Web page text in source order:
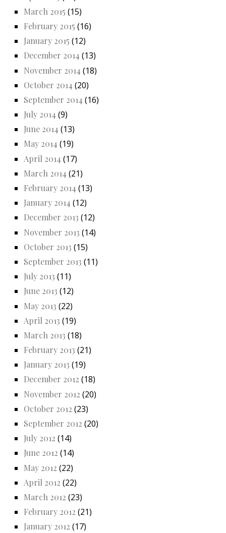
March 2015 (15)
February 2015 (16)
January 2015 (12)
December 2014 (13)
November 2014 (18)
October 2014 (20)
September 2014 (16)
July 2014 (9)
June 2014 (13)
May 2014 (19)
April 2014 (17)
March 2014 (21)
February 2014 (13)
January 2014 (12)
December 2013 (12)
November 2013 (14)
October 2013 (15)
September 2013 (11)
July 2013 (11)
June 2013 (12)
May 2013 (22)
April 2013 (19)
March 2013 (18)
February 2013 (21)
January 2013 (19)
December 2012 (18)
November 2012 (20)
October 2012 (23)
September 2012 (20)
July 2012 (14)
June 2012 (14)
May 2012 (22)
April 2012 (22)
March 2012 (23)
February 2012 (21)
January 2012 (17)